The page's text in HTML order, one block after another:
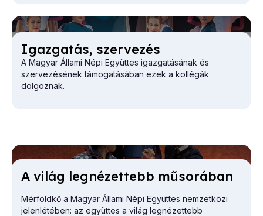
Igaz­ga­tás, szer­ve­zés
A Magyar Állami Népi Együttes igazgatásának és
szervezésének támogatásában ezek a kollégák
dolgoznak.
A vi­lág leg­né­zet­tebb mű­so­rá­ban
Mérföldkő a Magyar Állami Népi Együttes nemzetközi
jelenlétében: az együttes a világ legnézettebb